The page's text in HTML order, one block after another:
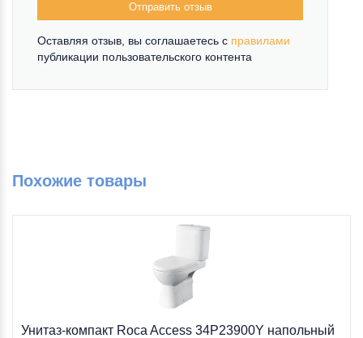
Отправить отзыв
Оставляя отзыв, вы соглашаетесь c правилами
публикации пользовательского контента
Похожие товары
Унитаз-компакт Roca Access 34P23900Y напольный